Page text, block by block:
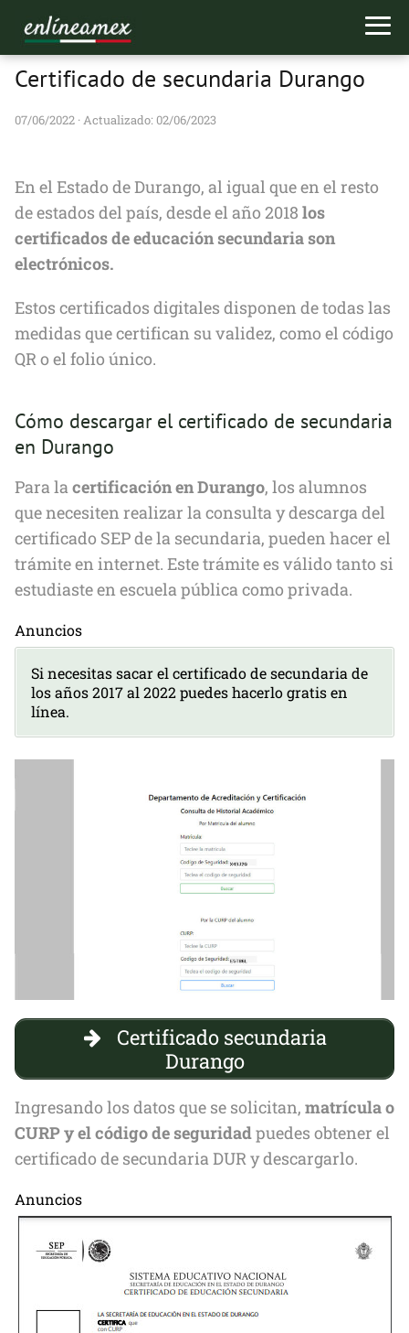
Certificado de secundaria Durango
07/06/2022 · Actualizado: 02/06/2023
En el Estado de Durango, al igual que en el resto
de estados del país, desde el año 2018 los
certificados de educación secundaria son
electrónicos.
Estos certificados digitales disponen de todas las
medidas que certifican su validez, como el código
QR o el folio único.
Cómo descargar el certificado de secundaria
en Durango
Para lacertificación en Durango, los alumnos
que necesiten realizar la consulta y descarga del
certificado SEP de la secundaria, pueden hacer el
trámite en internet. Este trámite es válido tanto si
estudiaste en escuela pública como privada.
Anuncios
Si necesitas sacar el certificado de secundaria de
los años 2017 al 2022 puedes hacerlo gratis en
línea.
Certificado secundaria
Durango
Ingresando los datos que se solicitan, matrícula o
CURP y el código de seguridadpuedes obtener el
certificado de secundaria DUR y descargarlo.
Anuncios